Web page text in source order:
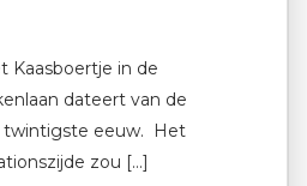
Kaasboertje in de
dateert van de
twintigste eeuw. Het
zou […]